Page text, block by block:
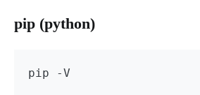
pip (python)
pip -V